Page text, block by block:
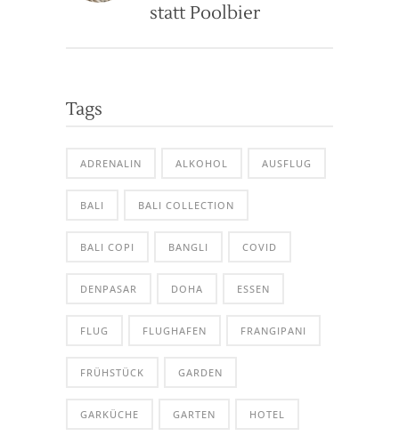
statt Poolbier
Tags
ADRENALIN ALKOHOL AUSFLUG
BALI BALI COLLECTION
BALI COPI BANGLI COVID
DENPASAR DOHA ESSEN
FLUG FLUGHAFEN FRANGIPANI
FRÜHSTÜCK GARDEN
GARKÜCHE GARTEN HOTEL